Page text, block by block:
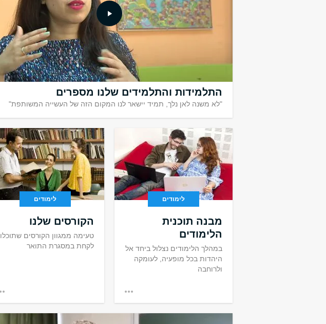
לעשות שינוי אמיתי בחברה
הישראלית
אופקים: תוכנית מלגות למצטיינים
ולמצטיינות ללימודי מקרא, פילוסופיה יהודית
והכשרה להוראה
התלמידות והתלמידים שלנו מספרים
"לא משנה לאן נלך, תמיד יישאר לנו המקום הזה של העשייה המשותפת"
לימודים
מבנה תוכנית
הלימודים
במהלך הלימודים נצלול ביחד אל
היהדות בכל מופעיה, לעומקה
ולרוחבה
לימודים
הקורסים שלנו
טעימה ממגוון הקורסים שתוכלו
לקחת במסגרת התואר